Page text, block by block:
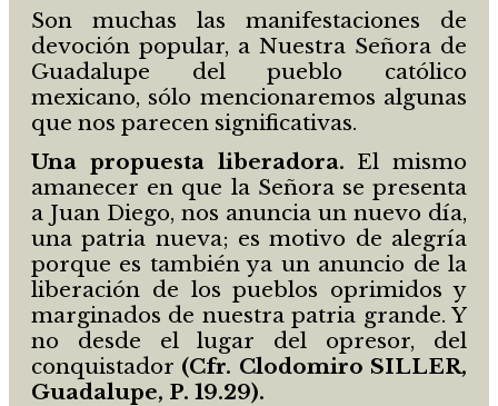
Son muchas las manifestaciones de
devoción popular, a Nuestra Señora de
Guadalupe del pueblo católico
mexicano, sólo mencionaremos algunas
que nos parecen significativas.
Una propuesta liberadora. El mismo
amanecer en que la Señora se presenta
a Juan Diego, nos anuncia un nuevo día,
una patria nueva; es motivo de alegría
porque es también ya un anuncio de la
liberación de los pueblos oprimidos y
marginados de nuestra patria grande. Y
no desde el lugar del opresor, del
conquistador (Cfr. Clodomiro SILLER,
Guadalupe, P. 19.29).